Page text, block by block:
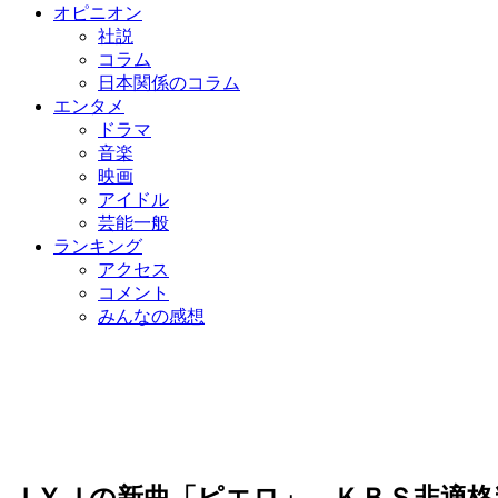
オピニオン
社説
コラム
日本関係のコラム
エンタメ
ドラマ
音楽
映画
アイドル
芸能一般
ランキング
アクセス
コメント
みんなの感想